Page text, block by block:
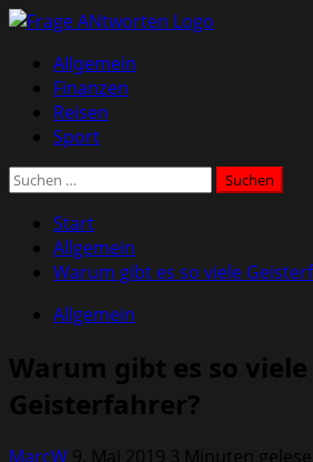
Zum
springen
Primäres
Menü
Allgemein
Finanzen
Reisen
Sport
Suchen
Start
Allgemein
Warum gibt es so viele
Allgemein
Warum gibt es so viele
Geisterfahrer?
MarcW 9. Mai 2019 3 Minuten